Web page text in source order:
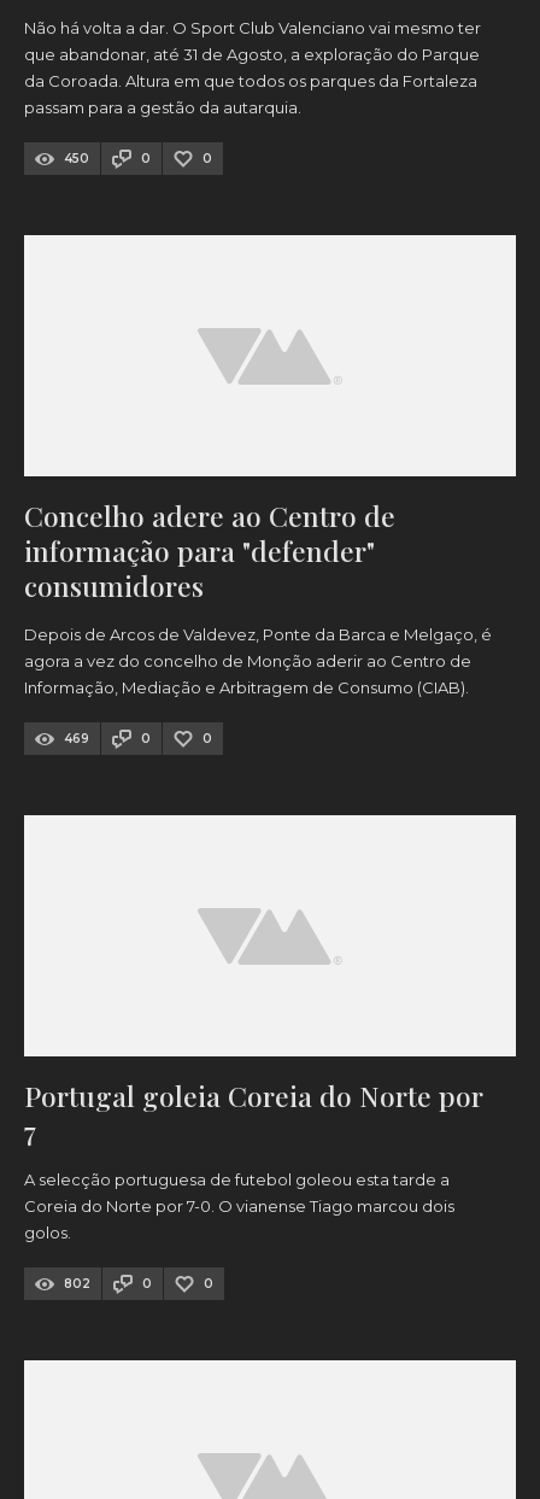
Não há volta a dar. O Sport Club Valenciano vai mesmo ter
que abandonar, até 31 de Agosto, a exploração do Parque
da Coroada. Altura em que todos os parques da Fortaleza
passam para a gestão da autarquia.
450 0 0
Concelho adere ao Centro de
informação para "defender"
consumidores
Depois de Arcos de Valdevez, Ponte da Barca e Melgaço, é
agora a vez do concelho de Monção aderir ao Centro de
Informação, Mediação e Arbitragem de Consumo (CIAB).
469 0 0
Portugal goleia Coreia do Norte por
7
A selecção portuguesa de futebol goleou esta tarde a
Coreia do Norte por 7-0. O vianense Tiago marcou dois
golos.
802 0 0